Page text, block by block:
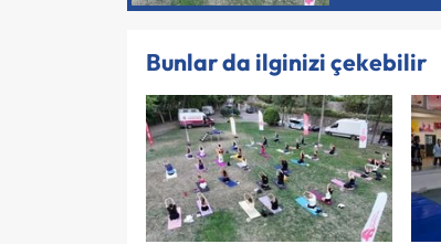
Bunlar da ilginizi çekebilir